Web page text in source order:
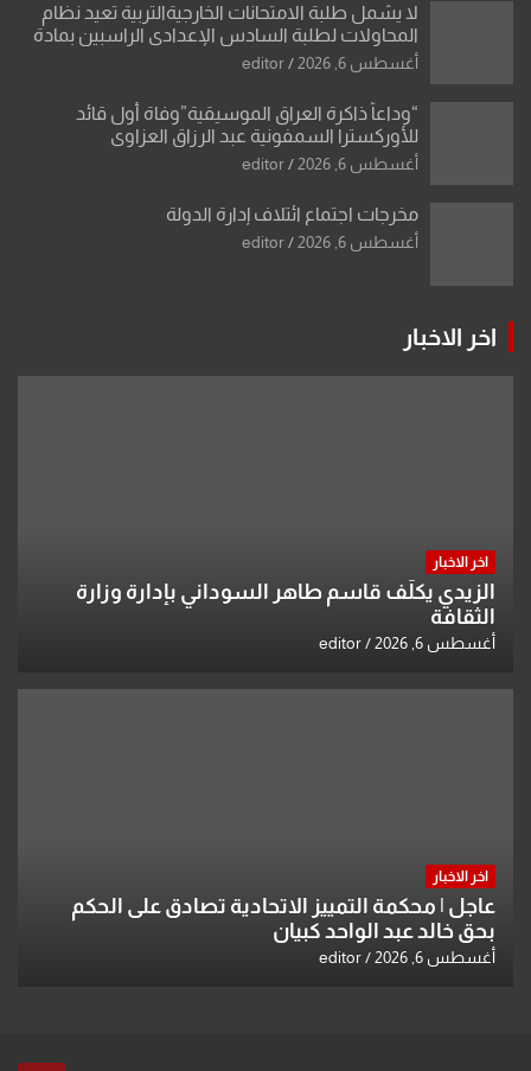
لا يشمل طلبة الامتحانات الخارجيةالتربية تعيد نظام
المحاولات لطلبة السادس الإعدادي الراسبين بمادة
أو مادتين
أغسطس 6, 2026 editor
“وداعاً ذاكرة العراق الموسيقية”وفاة أول قائد
للأوركسترا السمفونية عبد الرزاق العزاوي
أغسطس 6, 2026 editor
مخرجات اجتماع ائتلاف إدارة الدولة
أغسطس 6, 2026 editor
اخر الاخبار
اخر الاخبار
الزيدي يكلّف قاسم طاهر السوداني بإدارة وزارة
الثقافة
أغسطس 6, 2026 editor
اخر الاخبار
عاجل | محكمة التمييز الاتحادية تصادق على الحكم
بحق خالد عبد الواحد كبيان
أغسطس 6, 2026 editor